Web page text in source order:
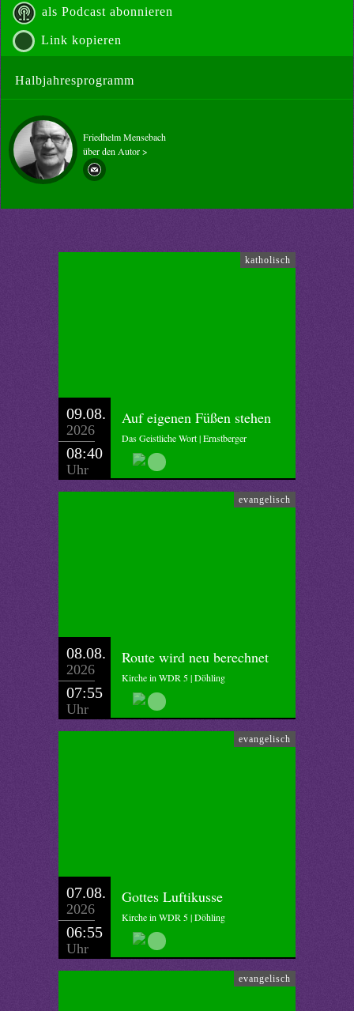
als Podcast abonnieren
Link kopieren
Halbjahresprogramm
Friedhelm Mensebach
über den Autor >
katholisch
09.08.
2026
08:40
Uhr
Auf eigenen Füßen stehen
Das Geistliche Wort | Ernstberger
evangelisch
08.08.
2026
07:55
Uhr
Route wird neu berechnet
Kirche in WDR 5 | Döhling
evangelisch
07.08.
2026
06:55
Uhr
Gottes Luftikusse
Kirche in WDR 5 | Döhling
evangelisch